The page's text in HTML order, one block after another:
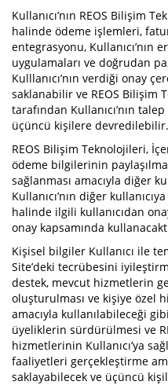
Kullanıcı’nın REOS Bilişim
halinde ödeme işlemleri,
entegrasyonu,
uygulamaları ve doğrudan
Kulllanıcı’nın verdiği onay
saklanabilir ve REOS Bilişim
tarafından Kullanıcı’nın
üçüncü kişilere devredilebilir.
REOS Bilişim Teknolojileri,
ödeme bilgilerinin
sağlanması amacıyla diğer
Kullanıcı’nın diğer
halinde ilgili kullanıcıdan
onay kapsamında
Kişisel bilgiler Kullanıcı ile
Site’deki tecrübesini
destek, mevcut hizmetlerin
oluşturulması ve kişiye özel
amacıyla kullanılabileceği
üyeliklerin sürdürülmesi ve
hizmetlerinin Kullanıcı’ya
faaliyetleri gerçekleştirme
saklayabilecek ve üçüncü